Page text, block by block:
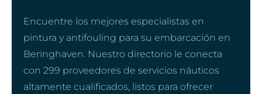
Encuentre los mejores especialistas en
pintura y antifouling para su embarcación en
Beringhaven. Nuestro directorio le conecta
con 299 proveedores de servicios náuticos
altamente cualificados, listos para ofrecer